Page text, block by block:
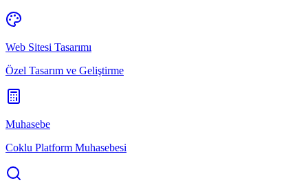
Web Sitesi Tasarımı
Özel Tasarım ve Geliştirme
Muhasebe
Coklu Platform Muhasebesi